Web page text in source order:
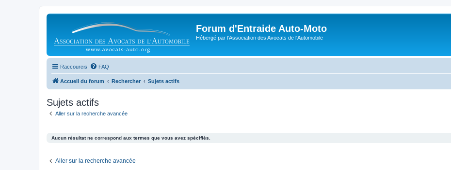
Forum d'Entraide Auto-Moto
Hébergé par l'Association des Avocats de l'Automobile
Raccourcis FAQ
Accueil du forum Rechercher Sujets actifs
Sujets actifs
Aller sur la recherche avancée
Aucun résultat ne correspond aux termes que vous avez spécifiés.
Aller sur la recherche avancée